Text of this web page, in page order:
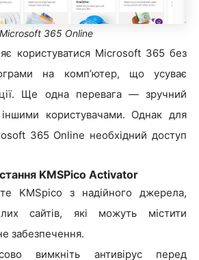
Microsoft 365 Online
користуватися Microsoft 365 без
на комп’ютер, що усуває
Ще одна перевага — зручний
користувачами. Однак для
365 Online необхідний доступ
KMSPico Activator
KMSpico з надійного джерела,
сайтів, які можуть містити
забезпечення.
вимкніть антивірус перед